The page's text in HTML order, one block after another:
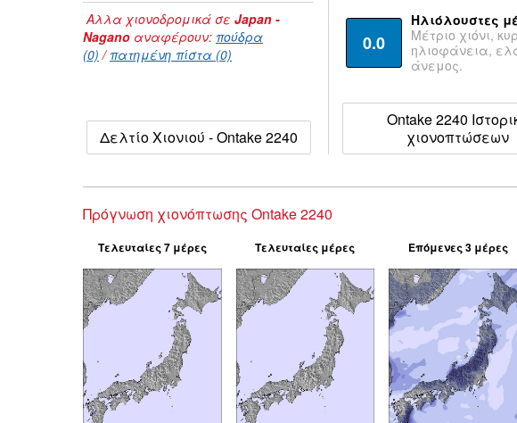
Αλλα χιονοδρομικά σε Japan -
Nagano αναφέρουν: πούδρα
(0) /πατημένη πίστα (0)
Δελτίο Χιονιού - Ontake 2240
0.0
Ηλιόλουστες
Μέτριο χιόνι,
ηλιοφάνεια,
άνεμος.
Ontake 2240
χιονοπτώσεων
Πρόγνωση χιονόπτωσης Ontake 2240
Τελευταίες 7 μέρες Τελευταίες μέρες Επόμενες 3 μέρες